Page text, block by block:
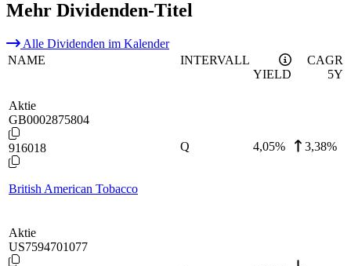
Mehr Dividenden-Titel
Alle Dividenden im Kalender
NAME
INTERVALL
YIELD
CAGR
5Y
Aktie
GB0002875804
916018
British American Tobacco
Q 4,05% 3,38%
Aktie
US7594701077